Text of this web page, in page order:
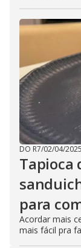
DO R7/02/04/2025
Tapioca
para
Acordar mais
mais fácil pra